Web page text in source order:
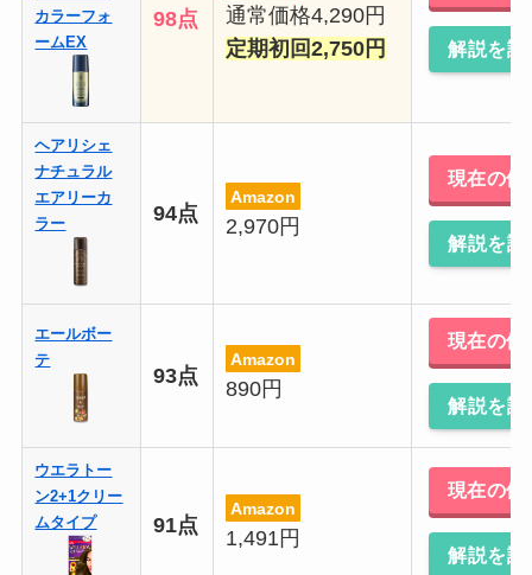
カラーフォ
ームEX
98点
通常価格4,290円
定期初回2,750円
解説を読
ヘアリシェ
ナチュラル
エアリーカ
ラー
94点
Amazon
2,970円
現在の価
解説を読
エールボー
テ
93点
Amazon
890円
現在の価
解説を読
ウエラトー
ン2+1クリー
ムタイプ
91点
Amazon
1,491円
現在の価
解説を読